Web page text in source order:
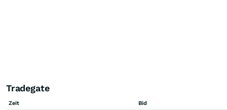
Tradegate
Zeit Bid